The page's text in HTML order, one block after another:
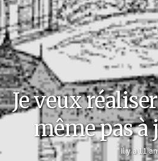
Je veux
même pas à
Il y a 11